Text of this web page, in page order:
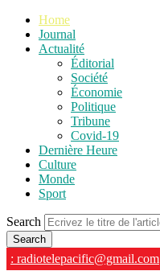
Home
Journal
Actualité
Éditorial
Société
Économie
Politique
Tribune
Covid-19
Dernière Heure
Culture
Monde
Sport
Search
: radiotelepacific@gmail.com